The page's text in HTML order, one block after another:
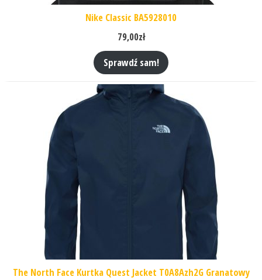
Nike Classic BA5928010
79,00zł
Sprawdź sam!
The North Face Kurtka Quest Jacket T0A8Azh2G Granatowy